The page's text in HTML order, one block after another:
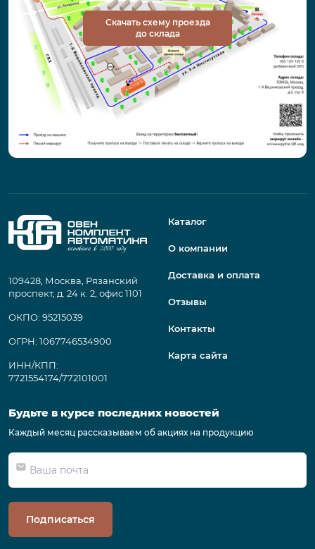
Скачать схему проезда
до склада
109428, Москва, Рязанский
проспект, д. 24 к. 2, офис 1101
ОКПО: 95215039
ОГРН: 1067746534900
ИНН/КПП:
7721554174/772101001
Каталог
О компании
Доставка и оплата
Отзывы
Контакты
Карта сайта
Будьте в курсе последних новостей
Каждый месяц рассказываем об акциях на продукцию
Подписаться